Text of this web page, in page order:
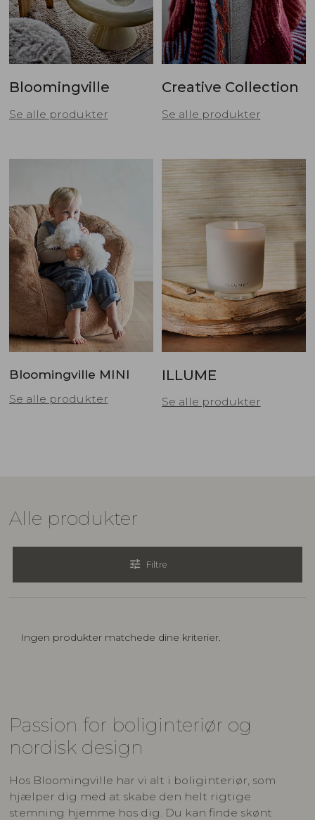
Bloomingville
Se alle produkter
Creative Collection
Se alle produkter
Bloomingville MINI
Se alle produkter
ILLUME
Se alle produkter
Alle produkter
tune Filtre
Ingen produkter matchede dine kriterier.
Passion for boliginteriør og
nordisk design
Hos Bloomingville har vi alt i boliginteriør, som
hjælper dig med at skabe den helt rigtige
stemning hjemme hos dig. Du kan finde skønt